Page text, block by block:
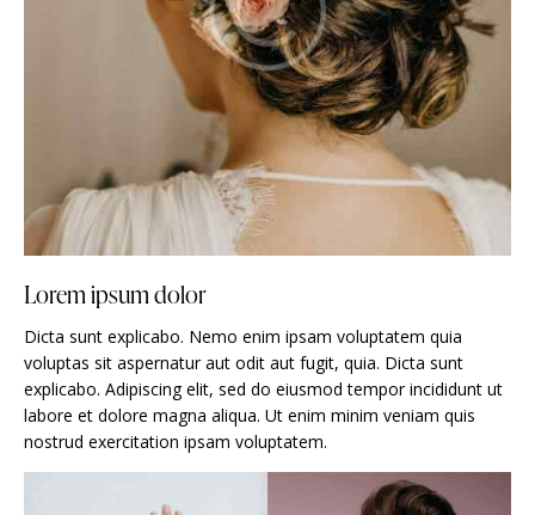
Lorem ipsum dolor
Dicta sunt explicabo. Nemo enim ipsam voluptatem quia
voluptas sit aspernatur aut odit aut fugit, quia. Dicta sunt
explicabo. Adipiscing elit, sed do eiusmod tempor incididunt ut
labore et dolore magna aliqua. Ut enim minim veniam quis
nostrud exercitation ipsam voluptatem.